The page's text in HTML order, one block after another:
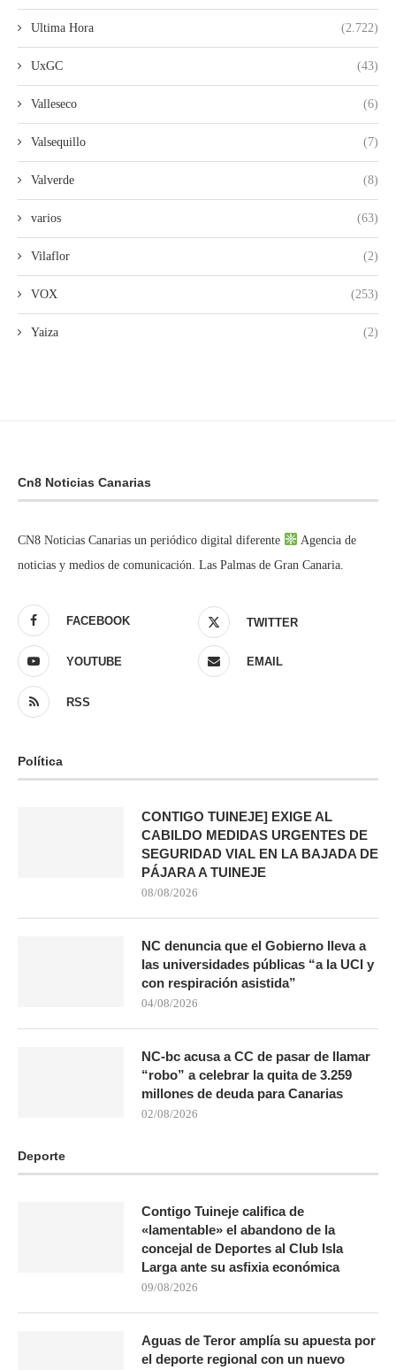
Ultima Hora (2.722)
UxGC (43)
Valleseco (6)
Valsequillo (7)
Valverde (8)
varios (63)
Vilaflor (2)
VOX (253)
Yaiza (2)
Cn8 Noticias Canarias
CN8 Noticias Canarias un periódico digital diferente
Agencia de
noticias y medios de comunicación. Las Palmas de Gran Canaria.
FACEBOOK TWITTER
YOUTUBE EMAIL
RSS
Política
CONTIGO TUINEJE] EXIGE AL
CABILDO MEDIDAS URGENTES DE
SEGURIDAD VIAL EN LA BAJADA DE
PÁJARA A TUINEJE
08/08/2026
NC denuncia que el Gobierno lleva a
las universidades públicas “a la UCI y
con respiración asistida”
04/08/2026
NC-bc acusa a CC de pasar de llamar
“robo” a celebrar la quita de 3.259
millones de deuda para Canarias
02/08/2026
Deporte
Contigo Tuineje califica de
«lamentable» el abandono de la
concejal de Deportes al Club Isla
Larga ante su asfixia económica
09/08/2026
Aguas de Teror amplía su apuesta por
el deporte regional con un nuevo